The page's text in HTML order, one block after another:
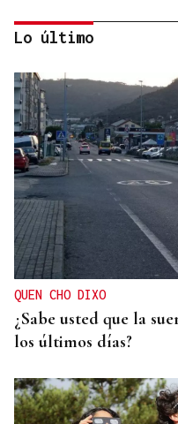
BALSA HINCHABLE
Dos menores
corriente en la playa
Lo último
QUEN CHO DIXO
¿Sabe usted que la
los últimos días?